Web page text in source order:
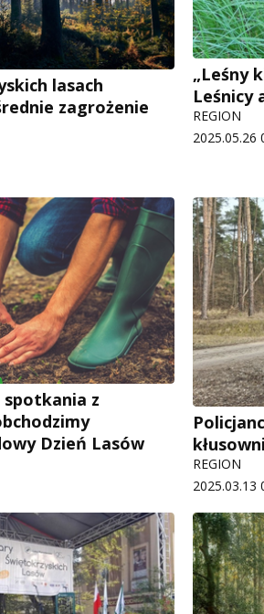
lasach
zagrożenie
„Leśny
Leśnicy
REGION
2025.05.26
spotkania z
Dzień Lasów
REGION
2025.03.13